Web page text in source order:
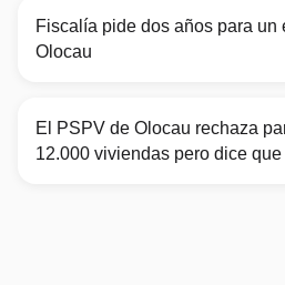
Fiscalía pide dos años para un
Olocau
El PSPV de Olocau rechaza
12.000 viviendas pero dice